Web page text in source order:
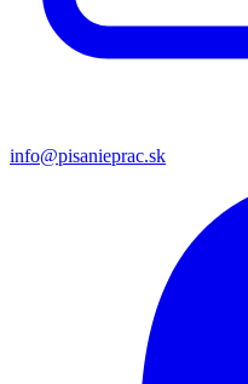
info@pisanieprac.sk